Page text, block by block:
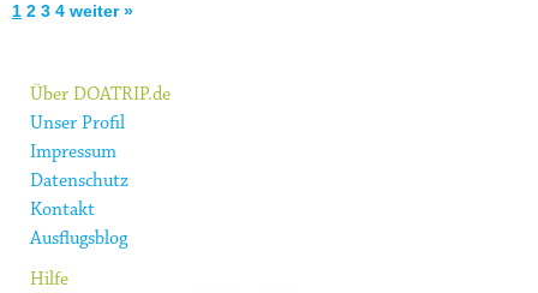
1 2 3 4 weiter »
Über DOATRIP.de
Unser Profil
Impressum
Datenschutz
Kontakt
Ausflugsblog
Hilfe